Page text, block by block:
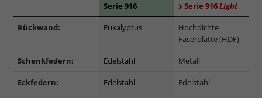
Serie 916 Serie 916Light
Rückwand: Eukalyptus
Hochdichte
Faserplatte (HDF)
Schenkfedern: Edelstahl Metall
Eckfedern: Edelstahl Edelstahl